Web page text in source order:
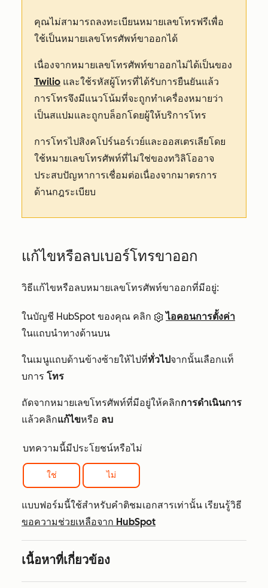
คุณไม่สามารถลงทะเบียนหมายเลขโทรฟรีเพื่อ
ใช้เป็นหมายเลขโทรศัพท์ขาออกได้
เนื่องจากหมายเลขโทรศัพท์ขาออกไม่ได้เป็นของ
Twilio และใช้รหัสผู้โทรที่ได้รับการยืนยันแล้ว
การโทรจึงมีแนวโน้มที่จะถูกทำเครื่องหมายว่า
เป็นสแปมและถูกบล็อกโดยผู้ให้บริการโทร
การโทรไปสิงคโปร์นอร์เวย์และออสเตรเลียโดย
ใช้หมายเลขโทรศัพท์ที่ไม่ใช่ของทวิลิโออาจ
ประสบปัญหาการเชื่อมต่อเนื่องจากมาตรการ
ด้านกฎระเบียบ
แก้ไขหรือลบเบอร์โทรขาออก
วิธีแก้ไขหรือลบหมายเลขโทรศัพท์ขาออกที่มีอยู่:
ในบัญชี HubSpot ของคุณ คลิก
ไอคอนการตั้งค่า
ในแถบนำทางด้านบน
ในเมนูแถบด้านข้างซ้ายให้ไปที่ทั่วไปจากนั้นเลือกแท็
บการ โทร
ถัดจากหมายเลขโทรศัพท์ที่มีอยู่ให้คลิกการดำเนินการ
แล้วคลิกแก้ไขหรือ ลบ
บทความนี้มีประโยชน์หรือไม่
ใช่ ไม่
แบบฟอร์มนี้ใช้สำหรับคำติชมเอกสารเท่านั้น เรียนรู้วิธี
ขอความช่วยเหลือจาก HubSpot
เนื้อหาที่เกี่ยวข้อง